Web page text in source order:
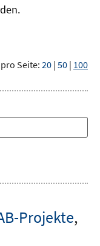
Seite:20 | 50 | 100
Projekte,